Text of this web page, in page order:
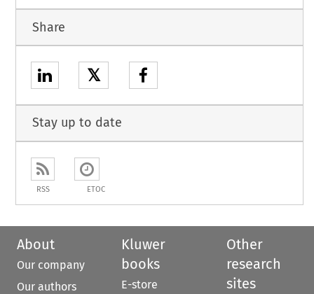
Share
𝕏
Stay up to date
RSS ETOC
About
Our company
Our authors
Kluwer
books
E-store
Other
research
sites